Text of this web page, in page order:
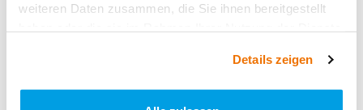
weiteren Daten zusammen, die Sie ihnen bereitgestellt
Details zeigen